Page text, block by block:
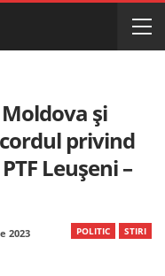
și
privind
Leușeni –
POLITIC STIRI
2023